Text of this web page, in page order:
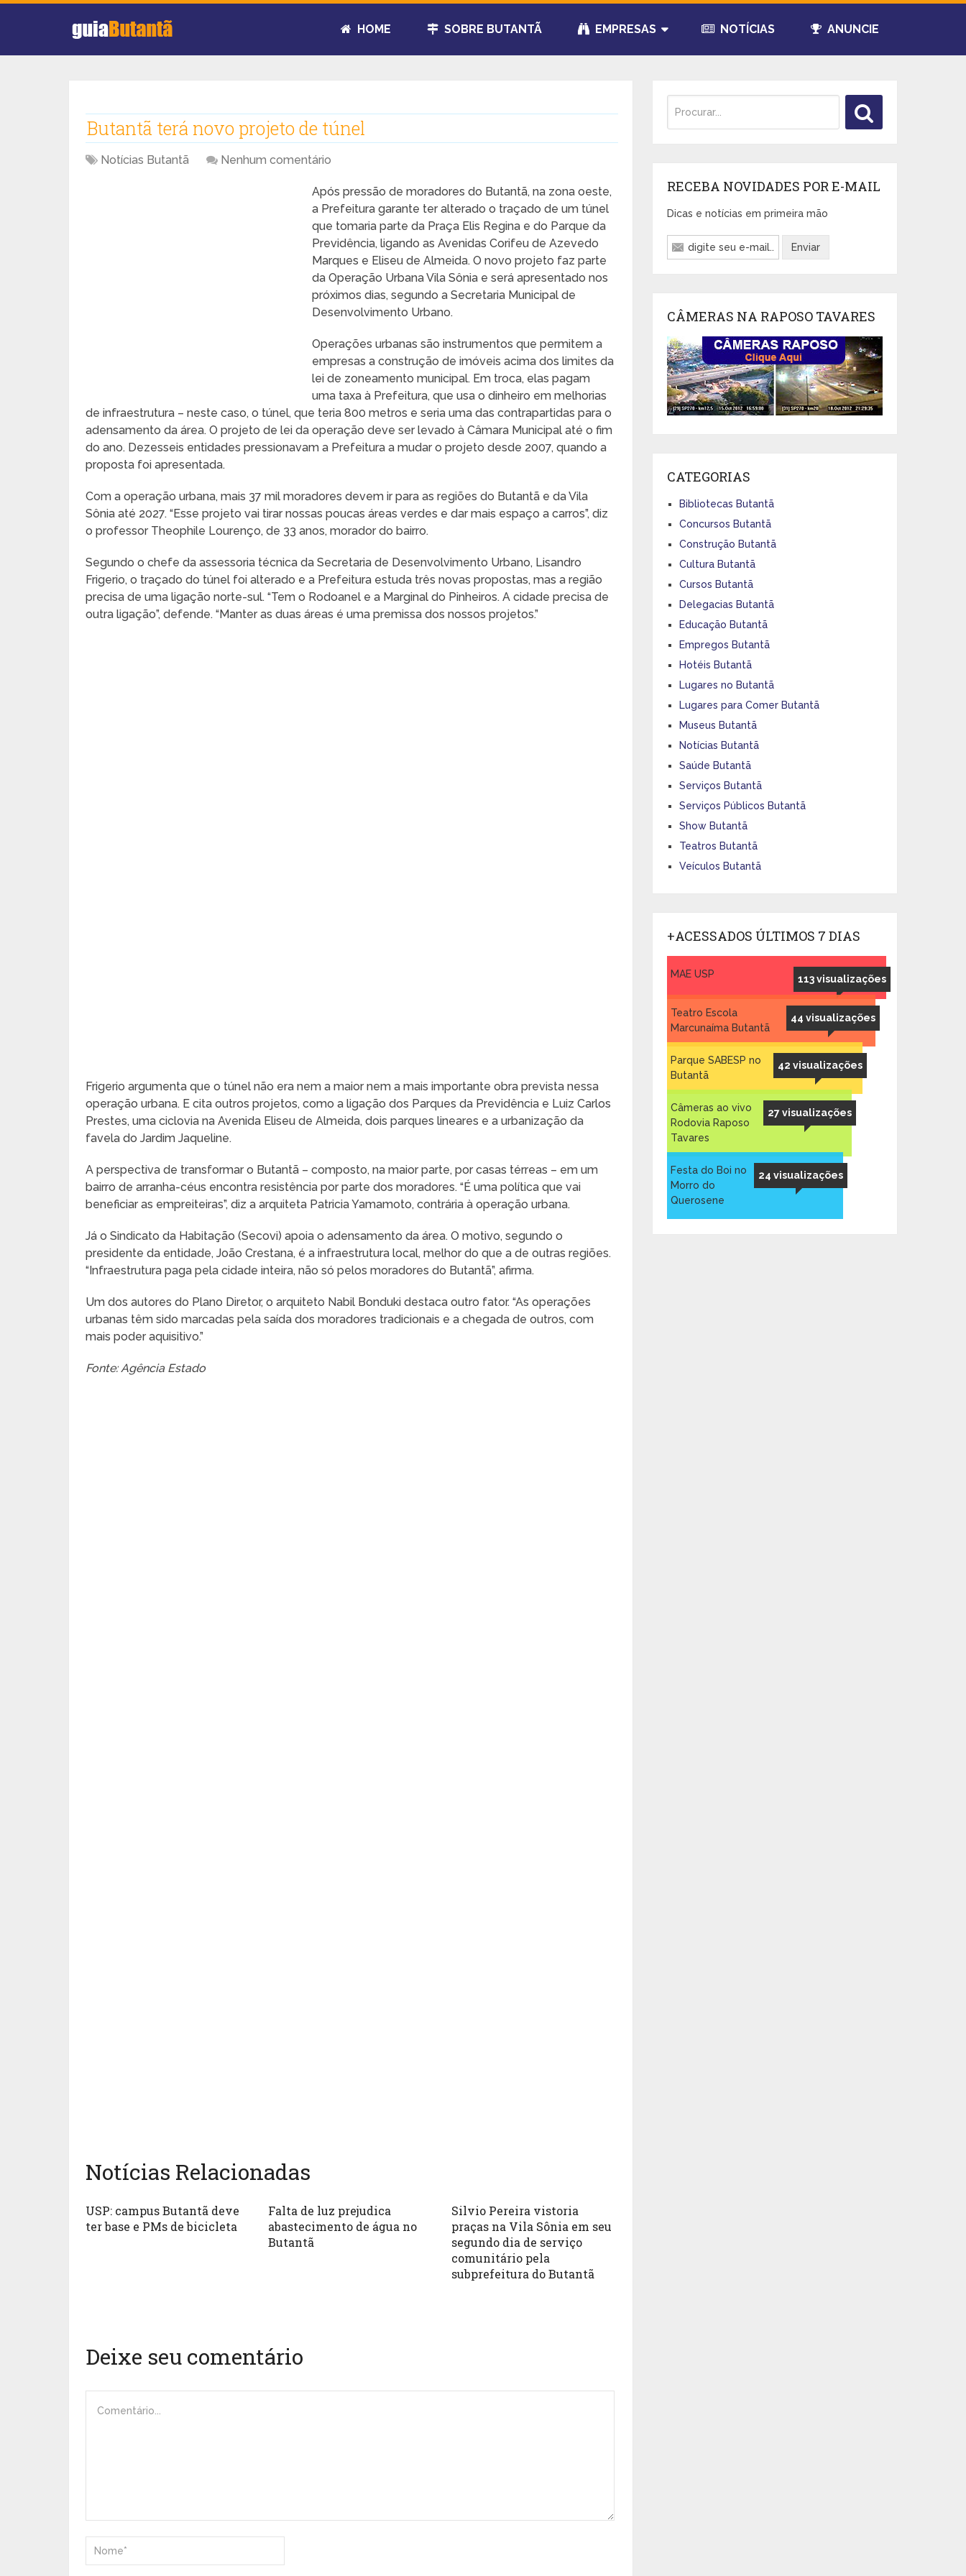
HOME SOBRE BUTANTÃ EMPRESAS NOTÍCIAS ANUNCIE
Butantã terá novo projeto de túnel
Notícias Butantã Nenhum comentário
Após pressão de moradores do Butantã, na zona oeste,
a Prefeitura garante ter alterado o traçado de um túnel
que tomaria parte da Praça Elis Regina e do Parque da
Previdência, ligando as Avenidas Corifeu de Azevedo
Marques e Eliseu de Almeida. O novo projeto faz parte
da Operação Urbana Vila Sônia e será apresentado nos
próximos dias, segundo a Secretaria Municipal de
Desenvolvimento Urbano.
Operações urbanas são instrumentos que permitem a
empresas a construção de imóveis acima dos limites da
lei de zoneamento municipal. Em troca, elas pagam
uma taxa à Prefeitura, que usa o dinheiro em melhorias
de infraestrutura – neste caso, o túnel, que teria 800 metros e seria uma das contrapartidas para o
adensamento da área. O projeto de lei da operação deve ser levado à Câmara Municipal até o fim
do ano. Dezesseis entidades pressionavam a Prefeitura a mudar o projeto desde 2007, quando a
proposta foi apresentada.
Com a operação urbana, mais 37 mil moradores devem ir para as regiões do Butantã e da Vila
Sônia até 2027. “Esse projeto vai tirar nossas poucas áreas verdes e dar mais espaço a carros”, diz
o professor Theophile Lourenço, de 33 anos, morador do bairro.
Segundo o chefe da assessoria técnica da Secretaria de Desenvolvimento Urbano, Lisandro
Frigerio, o traçado do túnel foi alterado e a Prefeitura estuda três novas propostas, mas a região
precisa de uma ligação norte-sul. “Tem o Rodoanel e a Marginal do Pinheiros. A cidade precisa de
outra ligação”, defende. “Manter as duas áreas é uma premissa dos nossos projetos.”
Frigerio argumenta que o túnel não era nem a maior nem a mais importante obra prevista nessa
operação urbana. E cita outros projetos, como a ligação dos Parques da Previdência e Luiz Carlos
Prestes, uma ciclovia na Avenida Eliseu de Almeida, dois parques lineares e a urbanização da
favela do Jardim Jaqueline.
A perspectiva de transformar o Butantã – composto, na maior parte, por casas térreas – em um
bairro de arranha-céus encontra resistência por parte dos moradores. “É uma política que vai
beneficiar as empreiteiras”, diz a arquiteta Patricia Yamamoto, contrária à operação urbana.
Já o Sindicato da Habitação (Secovi) apoia o adensamento da área. O motivo, segundo o
presidente da entidade, João Crestana, é a infraestrutura local, melhor do que a de outras regiões.
“Infraestrutura paga pela cidade inteira, não só pelos moradores do Butantã”, afirma.
Um dos autores do Plano Diretor, o arquiteto Nabil Bonduki destaca outro fator. “As operações
urbanas têm sido marcadas pela saída dos moradores tradicionais e a chegada de outros, com
mais poder aquisitivo.”
Fonte: Agência Estado
Notícias Relacionadas
USP: campus Butantã deve
ter base e PMs de bicicleta
Falta de luz prejudica
abastecimento de água no
Butantã
Silvio Pereira vistoria
praças na Vila Sônia em seu
segundo dia de serviço
comunitário pela
subprefeitura do Butantã
Deixe seu comentário
RECEBA NOVIDADES POR E-MAIL
Dicas e notícias em primeira mão
CÂMERAS NA RAPOSO TAVARES
CATEGORIAS
Bibliotecas Butantã
Concursos Butantã
Construção Butantã
Cultura Butantã
Cursos Butantã
Delegacias Butantã
Educação Butantã
Empregos Butantã
Hotéis Butantã
Lugares no Butantã
Lugares para Comer Butantã
Museus Butantã
Notícias Butantã
Saúde Butantã
Serviços Butantã
Serviços Públicos Butantã
Show Butantã
Teatros Butantã
Veículos Butantã
+ACESSADOS ÚLTIMOS 7 DIAS
113 visualizações
MAE USP
44 visualizações
Teatro Escola
Marcunaíma Butantã
42 visualizações
Parque SABESP no
Butantã
27 visualizações
Câmeras ao vivo
Rodovia Raposo
Tavares
24 visualizações
Festa do Boi no
Morro do
Querosene